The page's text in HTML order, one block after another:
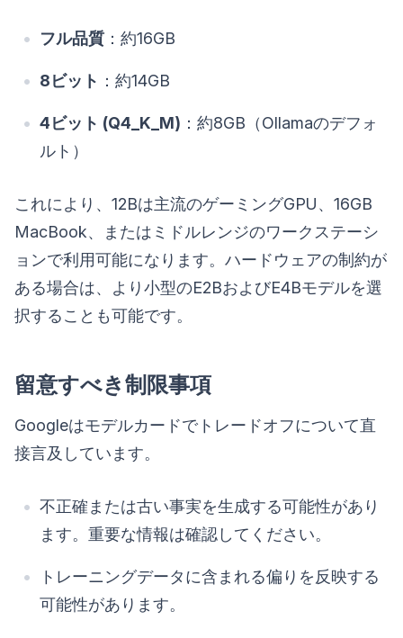
フル品質 ：約16GB
8ビット ：約14GB
4ビット (Q4_K_M) ：約8GB（Ollamaのデフォ
ルト）
これにより、12Bは主流のゲーミングGPU、16GB
MacBook、またはミドルレンジのワークステーシ
ョンで利用可能になります。ハードウェアの制約が
ある場合は、より小型のE2BおよびE4Bモデルを選
択することも可能です。
留意すべき制限事項
Googleはモデルカードでトレードオフについて直
接言及しています。
不正確または古い事実を生成する可能性があり
ます。重要な情報は確認してください。
トレーニングデータに含まれる偏りを反映する
可能性があります。